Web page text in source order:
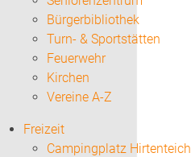
Bürgerbibliothek
Turn- & Sportstätten
Feuerwehr
Kirchen
Vereine A-Z
Freizeit
Campingplatz Hirtenteich